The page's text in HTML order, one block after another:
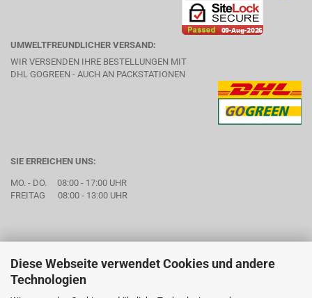
Diese Webseite verwendet Cookies und andere
Technologien
UMWELTFREUNDLICHER VERSAND:
WIR VERSENDEN IHRE BESTELLUNGEN MIT
DHL GOGREEN - AUCH AN PACKSTATIONEN
SIE ERREICHEN UNS:
MO. - DO. 08:00 - 17:00 UHR
FREITAG 08:00 - 13:00 UHR